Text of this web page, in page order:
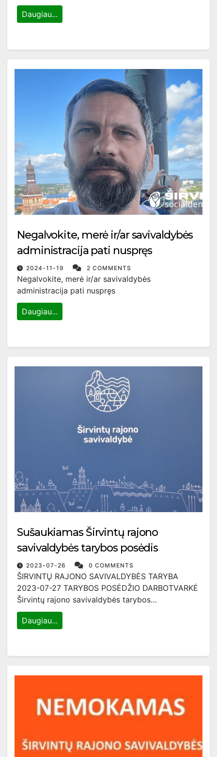
Daugiau...
Negalvokite, merė ir/ar savivaldybės
administracija pati nuspręs
2024-11-19 2 COMMENTS
Negalvokite, merė ir/ar savivaldybės
administracija pati nuspręs
Daugiau...
Sušaukiamas Širvintų rajono
savivaldybės tarybos posėdis
2023-07-26 0 COMMENTS
ŠIRVINTŲ RAJONO SAVIVALDYBĖS TARYBA
2023-07-27 TARYBOS POSĖDŽIO DARBOTVARKĖ
Širvintų rajono savivaldybės tarybos…
Daugiau...